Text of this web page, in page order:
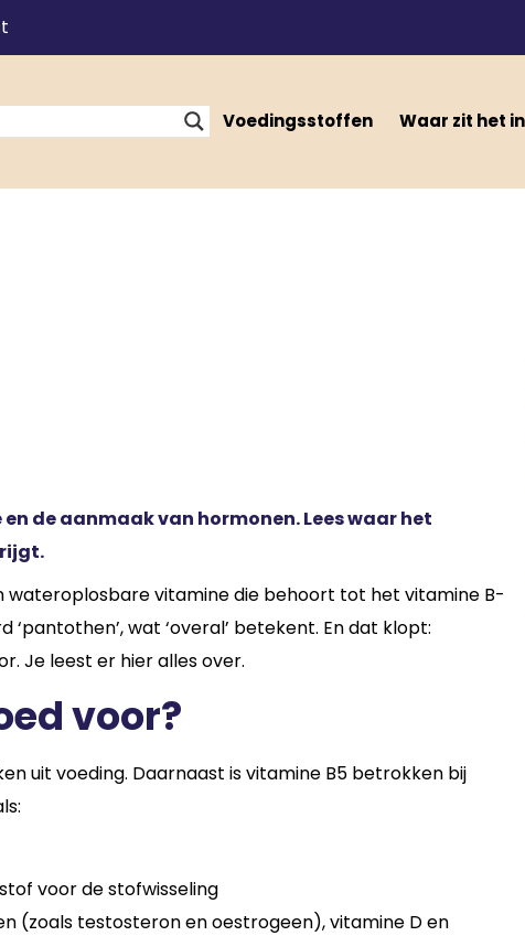
Voedingsstoffen Waar zit het in
de aanmaak van hormonen. Lees waar het
wateroplosbare vitamine die behoort tot het vitamine B-
wat ‘overal’ betekent. En dat klopt:
Je leest er hier alles over.
voor?
uit voeding. Daarnaast is vitamine B5 betrokken bij
voor de stofwisseling
(zoals testosteron en oestrogeen), vitamine D en